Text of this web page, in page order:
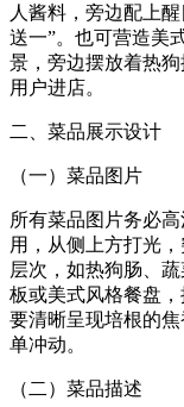
人酱料，旁边配上
送一”。也可营造美
景，旁边摆放着热
用户进店。​
二、菜品展示设计​
（一）菜品图片​
所有菜品图片务必
用，从侧上方打光
层次，如热狗肠、
板或美式风格餐盘
要清晰呈现培根的
单冲动。​
（二）菜品描述​